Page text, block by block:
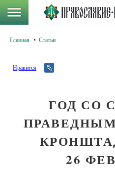
Главная Статьи
Нравится
ГОД СО
26